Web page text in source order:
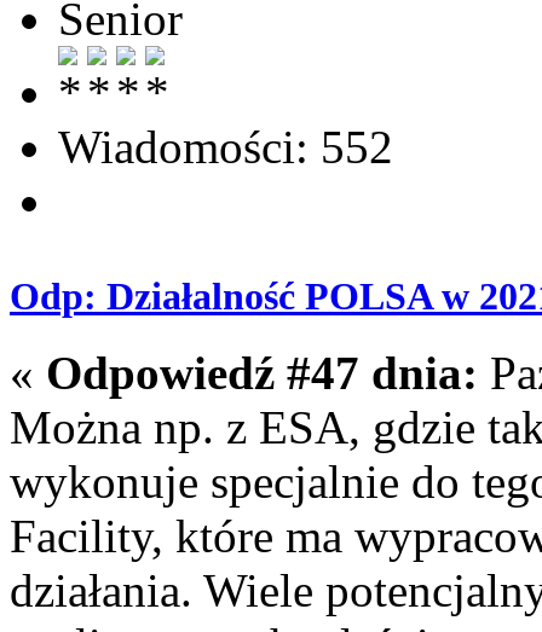
Senior
Wiadomości: 552
Odp: Działalność POLSA w
« Odpowiedź #47 dnia:
Można np. z ESA, gdzie
wykonuje specjalnie do
Facility, które ma
działania. Wiele